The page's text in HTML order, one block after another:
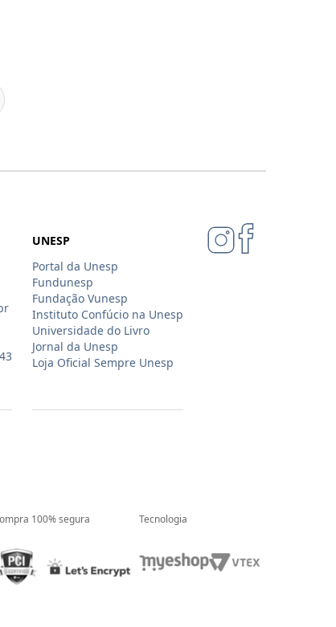
UNESP
Portal da Unesp
Fundunesp
Fundação Vunesp
Instituto Confúcio na Unesp
Universidade do Livro
Jornal da Unesp
Loja Oficial Sempre Unesp
100% segura Tecnologia